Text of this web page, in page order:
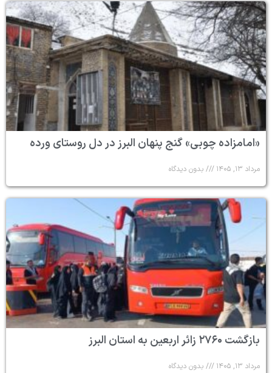
«امامزاده چوبی» گنج پنهان البرز در دل روستای ورده
مرداد ۱۳, ۱۴۰۵ بدون دیدگاه
بازگشت ۲۷۶۰ زائر اربعین به استان البرز
مرداد ۱۳, ۱۴۰۵ بدون دیدگاه